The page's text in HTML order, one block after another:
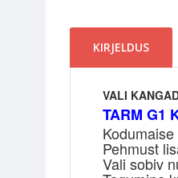
KIRJELDUS
VALI
TARM G1
Pehmust
Vali sobiv